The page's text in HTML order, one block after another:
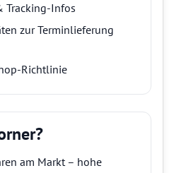
Tracking-Infos
zur Terminlieferung
Richtlinie
am Markt – hohe